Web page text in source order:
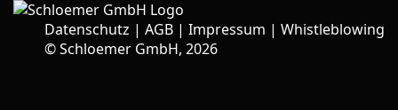
Datenschutz | AGB | Impressum | Whistleblowing
©Schloemer GmbH, 2026